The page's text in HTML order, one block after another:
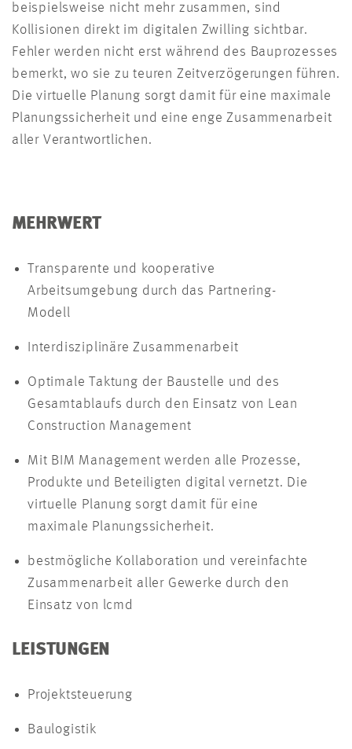
beispielsweise nicht mehr zusammen, sind
Kollisionen direkt im digitalen Zwilling sichtbar.
Fehler werden nicht erst während des Bauprozesses
bemerkt, wo sie zu teuren Zeitverzögerungen führen.
Die virtuelle Planung sorgt damit für eine maximale
Planungssicherheit und eine enge Zusammenarbeit
aller Verantwortlichen.
MEHRWERT
Transparente und kooperative
Arbeitsumgebung durch das Partnering-
Modell
Interdisziplinäre Zusammenarbeit
Optimale Taktung der Baustelle und des
Gesamtablaufs durch den Einsatz von Lean
Construction Management
Mit BIM Management werden alle Prozesse,
Produkte und Beteiligten digital vernetzt. Die
virtuelle Planung sorgt damit für eine
maximale Planungssicherheit.
bestmögliche Kollaboration und vereinfachte
Zusammenarbeit aller Gewerke durch den
Einsatz von lcmd
LEISTUNGEN
Projektsteuerung
Baulogistik